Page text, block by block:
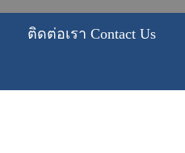
ติดต่อเรา Contact Us